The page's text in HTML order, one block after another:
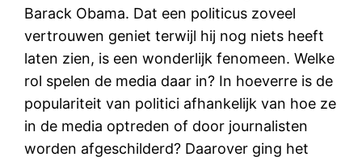
Barack Obama. Dat een politicus zoveel
vertrouwen geniet terwijl hij nog niets heeft
laten zien, is een wonderlijk fenomeen. Welke
rol spelen de media daar in? In hoeverre is de
populariteit van politici afhankelijk van hoe ze
in de media optreden of door journalisten
worden afgeschilderd? Daarover ging het